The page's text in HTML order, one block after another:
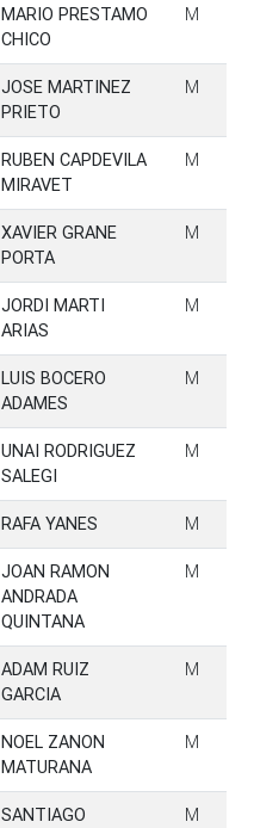
MARIO PRESTAMO
CHICO
M
JOSE MARTINEZ
PRIETO
M
RUBEN CAPDEVILA
MIRAVET
M
XAVIER GRANE
PORTA
M
JORDI MARTI
ARIAS
M
LUIS BOCERO
ADAMES
M
UNAI RODRIGUEZ
SALEGI
M
RAFA YANES M
JOAN RAMON
ANDRADA
QUINTANA
M
ADAM RUIZ
GARCIA
M
NOEL ZANON
MATURANA
M
SANTIAGO
M